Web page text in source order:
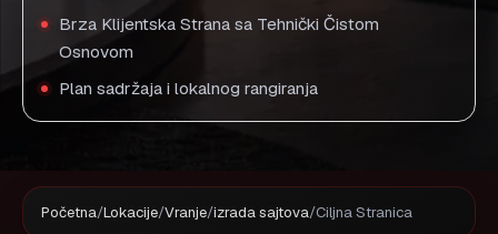
Brza Klijentska Strana sa Tehnički Čistom
Osnovom
Plan sadržaja i lokalnog rangiranja
Početna/Lokacije/Vranje/izrada sajtova/Ciljna Stranica